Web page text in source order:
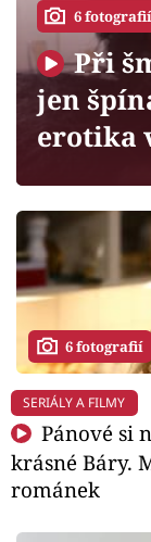
Sledujte
Filmový
Mámy sobě
Sledujte nás
6 fotografií
Při
jen
erotika
6 fotografií
SERIÁLY A FILMY
Pánové si
krásné Báry.
románek